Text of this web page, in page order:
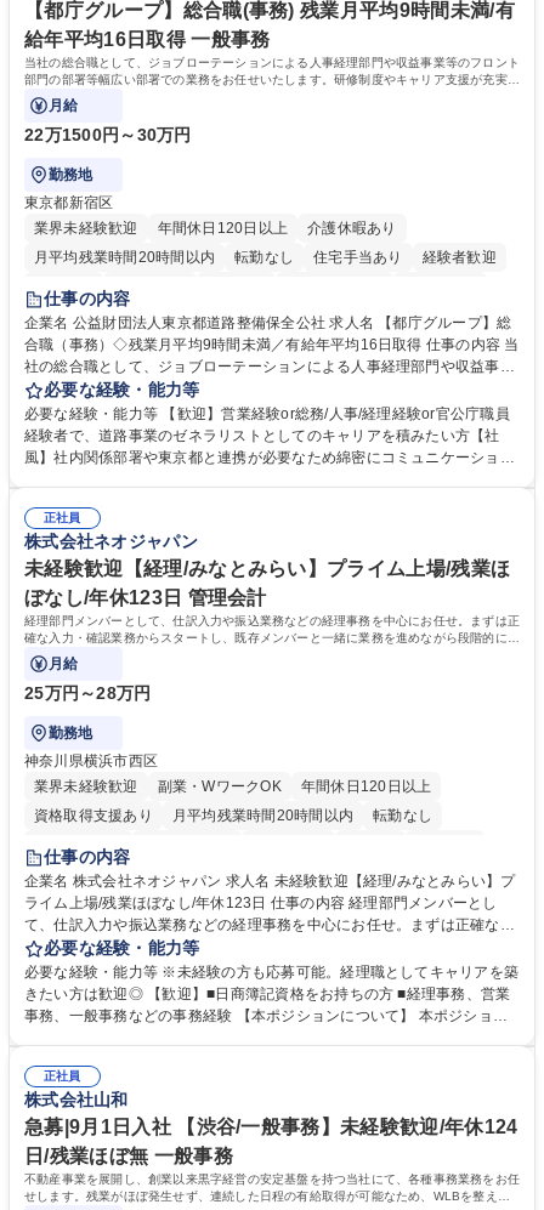
社員から頼られる存在になることができます。平均19:30の退勤以降の業
務の持ち帰りも禁止されており、メリハリのある働き方となります。 学
歴・資格 学歴：大学院 大学 高専 短大 語学力： 資格：
【都庁グループ】総合職(事務) 残業月平均9時間未満/有
給年平均16日取得 一般事務
当社の総合職として、ジョブローテーションによる人事経理部門や収益事業等のフロント
部門の部署等幅広い部署での業務をお任せいたします。研修制度やキャリア支援が充実し
ております！ ※下記業務詳細
月給
22万1500円～30万円
勤務地
東京都新宿区
業界未経験歓迎
年間休日120日以上
介護休暇あり
月平均残業時間20時間以内
転勤なし 住宅手当あり
経験者歓迎
研修あり
退職金あり
駅近5分以内
資格取得手当あり 食事補助あり
仕事の内容
企業名 公益財団法人東京都道路整備保全公社 求人名 【都庁グループ】総
合職（事務）◇残業月平均9時間未満／有給年平均16日取得 仕事の内容 当
社の総合職として、ジョブローテーションによる人事経理部門や収益事業
等のフロント部門の部署等幅広い部署での業務をお任せいたします。研修
制度やキャリア支援が充実しております！ ※下記業務詳細 【業務詳細】■
管理部門：広報、人事、経理など当公社の運営に係る管理業務 ■収益部
門：駐車場の新規開拓、管理運営、新宿駅西口広場の「イベントコーナ
道路施設や道路工事現場の見学ツアー事業 ※入社後は上記いずれかの部門
へ配属。※業務内容変更の範囲：会社の定める業務 募集職種 【都庁グル
ープ】総合職（事務）◇残業月平均9時間未満／有給年平均16日取得
必要な経験・能力等
必要な経験・能力等 【歓迎】営業経験or総務/人事/経理経験or官公庁職員
経験者で、道路事業のゼネラリストとしてのキャリアを積みたい方【社
風】社内関係部署や東京都と連携が必要なため綿密にコミュニケーション
部門など多岐に渡る業務を経験できます。 ■様々なプロジェクト：駐車場
事業の他、新宿駅西口広場内に設置された照明を兼ねた広告「ブライトサ
イン」の管理運営を行うなど、事業収益を生み出す活動を積極的に行って
います。 学歴・資格 学歴：大学院 大学 高専 短大 専修学校 高校 語学力：
資格：
正社員
株式会社ネオジャパン
未経験歓迎【経理/みなとみらい】プライム上場/残業ほ
ぼなし/年休123日 管理会計
経理部門メンバーとして、仕訳入力や振込業務などの経理事務を中心にお任せ。まずは正
確な入力・確認業務からスタートし、既存メンバーと一緒に業務を進めながら段階的に経
理知識を身につけていただきます。
月給
25万円～28万円
勤務地
神奈川県横浜市西区
業界未経験歓迎
副業・WワークOK
年間休日120日以上
資格取得支援あり
月平均残業時間20時間以内
転勤なし
未経験者歓迎
完全週休2日制
交通費支給 駅近5分以内 土日祝休み
服装自由
寮・社宅あり
仕事の内容
企業名 株式会社ネオジャパン 求人名 未経験歓迎【経理/みなとみらい】プ
ライム上場/残業ほぼなし/年休123日 仕事の内容 経理部門メンバーとし
て、仕訳入力や振込業務などの経理事務を中心にお任せ。まずは正確な入
力・確認業務からスタートし、既存メンバーと一緒に業務を進めながら段
階的に経理知識を身につけていただきます。 【具体的には】 ■社内稟議に
基づく仕訳入力 ■月末の振込業務 ■明細作成 ■伝票処理、記帳業務 ■既存
メンバーの業務サポート 【将来的には】 ■月次決算補助 ■四半期・年次決
想定です。 募集職種 未経験歓迎【経理/みなとみらい】プライム上場/残業
ほぼなし/年休123日
必要な経験・能力等
必要な経験・能力等 ※未経験の方も応募可能。経理職としてキャリアを築
きたい方は歓迎◎ 【歓迎】■日商簿記資格をお持ちの方 ■経理事務、営業
事務、一般事務などの事務経験 【本ポジションについて】 本ポジション
当し、3～5年をかけて月次決算・四半期決算・開示資料作成補助などへス
テップアップできます。また、残業は通常月ほぼなく、決算月でも10時間
未満のため、無理なく経理として専門性を身につけられる環境です。 学
歴・資格 学歴：大学院 大学 高専 短大 専修学校 高校 語学力： 資格：日商
簿記検定1級 日商簿記検定2級
正社員
株式会社山和
急募|9月1日入社 【渋谷/一般事務】未経験歓迎/年休124
日/残業ほぼ無 一般事務
不動産事業を展開し、創業以来黒字経営の安定基盤を持つ当社にて、各種事務業務をお任
せします。残業がほぼ発生せず、連続した日程の有給取得が可能なため、WLBを整えた